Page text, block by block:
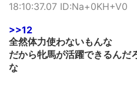
18:10:37.07 ID:Na+0KH+V0
>>12
全然体力使わないもんな
だから牝馬が活躍できるんだ
な